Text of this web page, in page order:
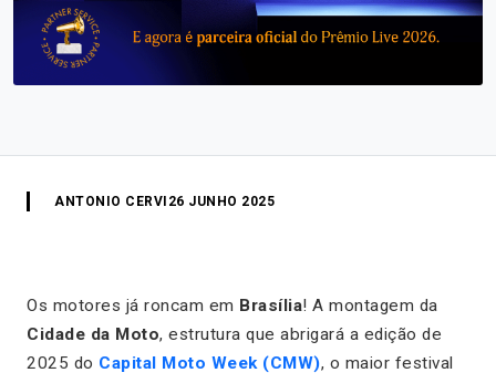
ANTONIO CERVI 26 JUNHO 2025
Os motores já roncam em Brasília! A montagem da
Cidade da Moto, estrutura que abrigará a edição de
2025 do Capital Moto Week (CMW), o maior festival